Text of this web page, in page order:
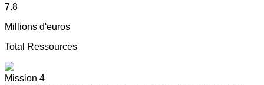
7.8
Millions d'euros
Total Ressources
Mission 4